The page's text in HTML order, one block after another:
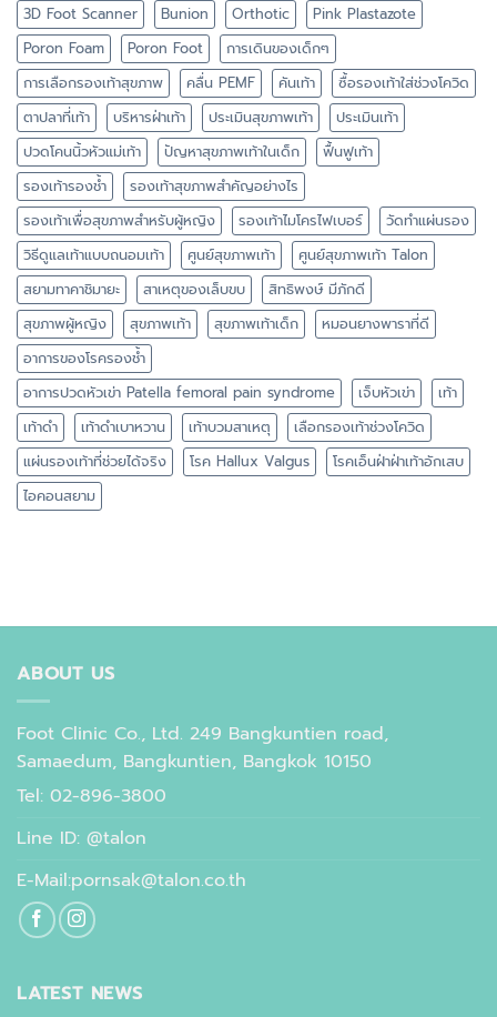
3D Foot Scanner Bunion Orthotic
Pink Plastazote
Poron Foam
Poron Foot
การเดินของเด็กๆ
การเลือกรองเท้าสุขภาพ
คลื่น PEMF คันเท้า
ซื้อรองเท้าใส่ช่วงโควิด
ตาปลาที่เท้า
บริหารฝ่าเท้า ประเมินสุขภาพเท้า
ประเมินเท้า
ปวดโคนนิ้วหัวแม่เท้า
ปัญหาสุขภาพเท้าในเด็ก
ฟื้นฟูเท้า
รองเท้ารองช้ำ
รองเท้าสุขภาพสำคัญอย่างไร
รองเท้าเพื่อสุขภาพสำหรับผู้หญิง
รองเท้าไมโครไฟเบอร์
วัดทำแผ่นรอง
วิธีดูแลเท้าแบบถนอมเท้า
ศูนย์สุขภาพเท้า
ศูนย์สุขภาพเท้า Talon
สยามทาคาชิมายะ
สาเหตุของเล็บขบ
สิทธิพงษ์ มีภักดี
สุขภาพผู้หญิง
สุขภาพเท้า สุขภาพเท้าเด็ก
หมอนยางพาราที่ดี
อาการของโรครองช้ำ
อาการปวดหัวเข่า Patella femoral pain syndrome
เจ็บหัวเข่า
เท้า
เท้าดำ
เท้าดำเบาหวาน เท้าบวมสาเหตุ
เลือกรองเท้าช่วงโควิด
แผ่นรองเท้าที่ช่วยได้จริง
โรค Hallux Valgus
โรคเอ็นฝ่าฝ่าเท้าอักเสบ
ไอคอนสยาม
ABOUT US
Foot Clinic Co., Ltd. 249 Bangkuntien road,
Samaedum, Bangkuntien, Bangkok 10150
Tel: 02-896-3800
Line ID: @talon
E-Mail:pornsak@talon.co.th
LATEST NEWS